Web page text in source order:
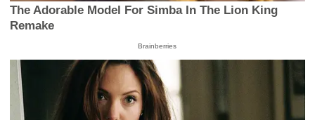
The Adorable Model For Simba In The Lion King
Remake
Brainberries